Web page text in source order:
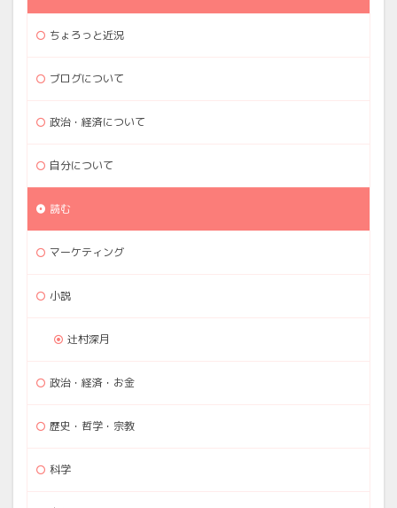
ちょろっと近況
ブログについて
政治・経済について
自分について
読む
マーケティング
小説
辻村深月
政治・経済・お金
歴史・哲学・宗教
科学